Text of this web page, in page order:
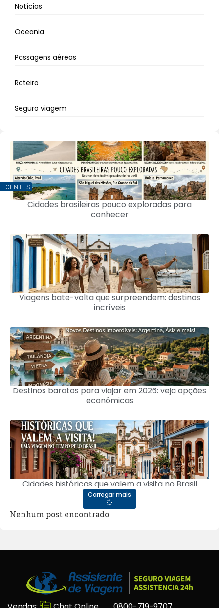
Notícias
Oceania
Passagens aéreas
Roteiro
Seguro viagem
Cidades brasileiras pouco exploradas para
conhecer
Viagens bate-volta que surpreendem: destinos
incríveis
Destinos baratos para viajar em 2026: veja opções
econômicas
Cidades históricas que valem a visita no Brasil
Carregar mais
Nenhum post encontrado